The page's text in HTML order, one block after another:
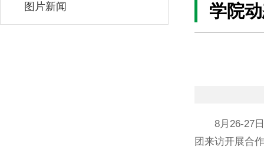
图片新闻 学院
8月26-27
团来访开展合